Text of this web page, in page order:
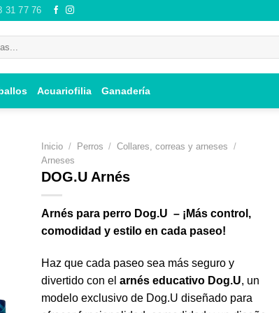
31 77 76
Acuariofilia Ganadería
Inicio / Perros / Collares, correas y arneses
/
Arneses
DOG.U Arnés
Arnés para perro Dog.U – ¡Más control,
comodidad y estilo en cada paseo!
Haz que cada paseo sea más seguro y
divertido con el arnés educativo Dog.U, un
modelo exclusivo de Dog.U diseñado para